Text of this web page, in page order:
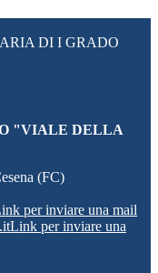
DI I GRADO
"VIALE DELLA
(FC)
per inviare una mail
Link per inviare una